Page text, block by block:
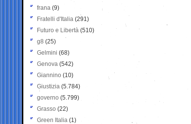
frana (9)
Fratelli d'Italia (291)
Futuro e Libertà (510)
g8 (25)
Gelmini (68)
Genova (542)
Giannino (10)
Giustizia (5.784)
governo (5.799)
Grasso (22)
Green Italia (1)